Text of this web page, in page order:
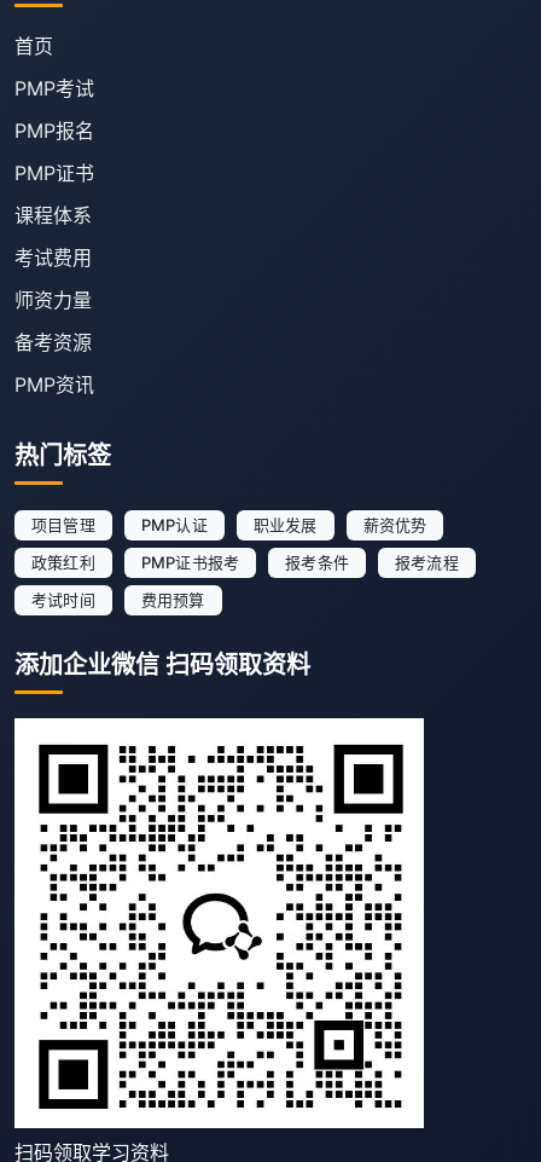
首页
PMP考试
PMP报名
PMP证书
课程体系
考试费用
师资力量
备考资源
PMP资讯
热门标签
项目管理 PMP认证 职业发展
薪资优势
政策红利
PMP证书报考 报考条件
报考流程
考试时间
费用预算
添加企业微信 扫码领取资料
扫码领取学习资料